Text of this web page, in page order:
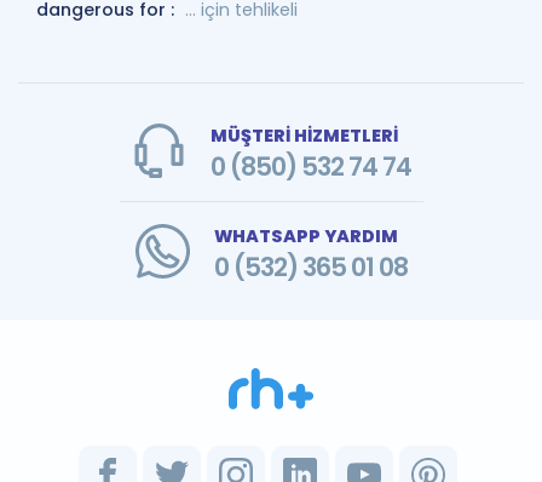
dangerous for : ... için tehlikeli
MÜŞTERİ HİZMETLERİ
0 (850) 532 74 74
WHATSAPP YARDIM
0 (532) 365 01 08